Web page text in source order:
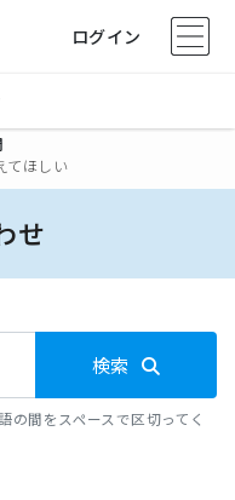
ログイン
てほしい
せ
検索
間をスペースで区切ってく